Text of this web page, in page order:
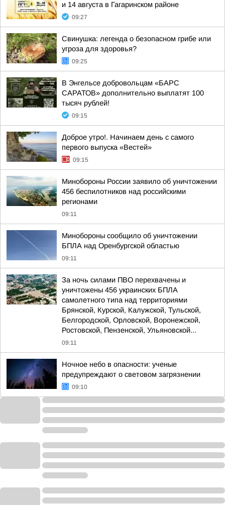
и 14 августа в Гагаринском районе
09:27
Свинушка: легенда о безопасном грибе или
угроза для здоровья?
09:25
В Энгельсе добровольцам «БАРС
САРАТОВ» дополнительно выплатят 100
тысяч рублей!
09:15
Доброе утро!. Начинаем день с самого
первого выпуска «Вестей»
09:15
Минобороны России заявило об уничтожении
456 беспилотников над российскими
регионами
09:11
Минобороны сообщило об уничтожении
БПЛА над Оренбургской областью
09:11
За ночь силами ПВО перехвачены и
уничтожены 456 украинских БПЛА
самолетного типа над территориями
Брянской, Курской, Калужской, Тульской,
Белгородской, Орловской, Воронежской,
Ростовской, Пензенской, Ульяновской...
09:11
Ночное небо в опасности: ученые
предупреждают о световом загрязнении
09:10